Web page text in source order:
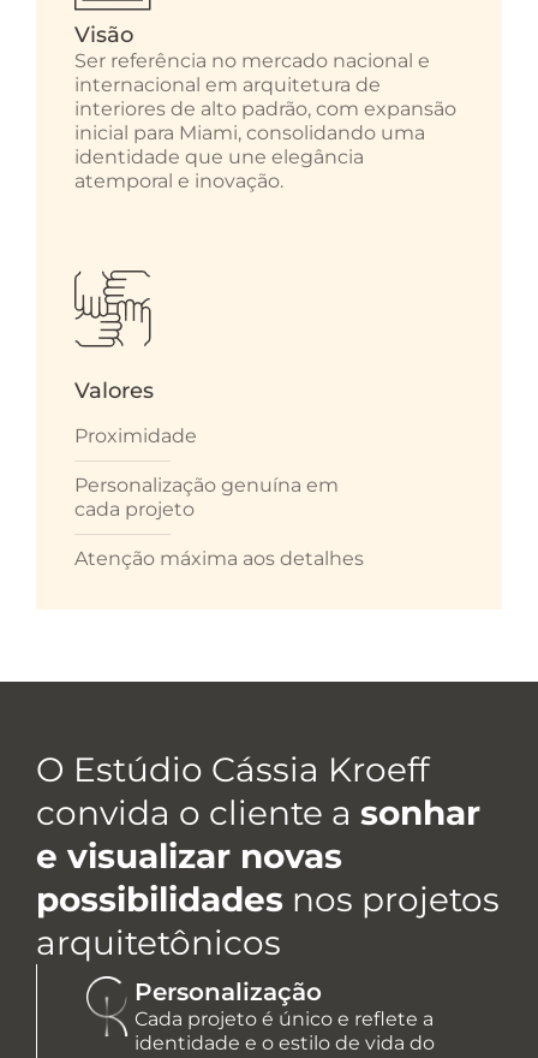
Visão
Ser referência no mercado nacional e
internacional em arquitetura de
interiores de alto padrão, com expansão
inicial para Miami, consolidando uma
identidade que une elegância
atemporal e inovação.
Valores
Proximidade
Personalização genuína em
cada projeto
Atenção máxima aos detalhes
O Estúdio Cássia Kroeff
convida o cliente a sonhar
e visualizar novas
possibilidades nos projetos
arquitetônicos
Personalização
Cada projeto é único e reflete a
identidade e o estilo de vida do